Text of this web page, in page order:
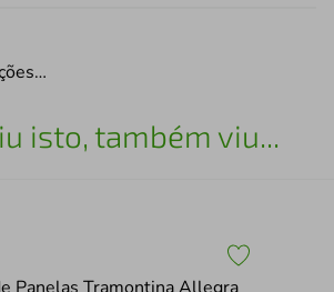
isto, também viu...